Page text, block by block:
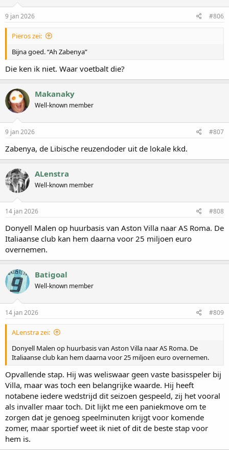
9 jan 2026 #806
Pieros zei:
Bijna goed. “Ah Zabenya”
Die ken ik niet. Waar voetbalt die?
Makanaky
Well-known member
9 jan 2026 #807
Zabenya, de Libische reuzendoder uit de lokale kkd.
ALenstra
Well-known member
14 jan 2026 #808
Donyell Malen op huurbasis van Aston Villa naar AS Roma. De
Italiaanse club kan hem daarna voor 25 miljoen euro
overnemen.
Batigoal
Well-known member
14 jan 2026 #809
ALenstra zei:
Donyell Malen op huurbasis van Aston Villa naar AS Roma. De
Italiaanse club kan hem daarna voor 25 miljoen euro overnemen.
Opvallende stap. Hij was weliswaar geen vaste basisspeler bij
Villa, maar was toch een belangrijke waarde. Hij heeft
notabene iedere wedstrijd dit seizoen gespeeld, zij het vooral
als invaller maar toch. Dit lijkt me een paniekmove om te
zorgen dat je genoeg speelminuten krijgt voor komende
zomer, maar sportief weet ik niet of dit de beste stap voor
hem is.